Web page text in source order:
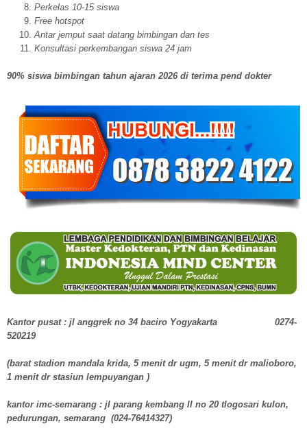
Perkelas 10-15 siswa
Free hotspot
Antar jemput saat datang bimbingan dan tes
Konsultasi perkembangan siswa 24 jam
90% siswa bimbingan tahun ajaran 2026 di terima pend dokter
Kantor pusat : jl anggrek no 34 baciro Yogyakarta 0274-
520219
(barat stadion mandala krida, 5 menit dr ugm, 5 menit dr malioboro,
1 menit dr stasiun lempuyangan )
kantor imc-semarang : jl parang kembang ll no 20 tlogosari kulon,
pedurungan, semarang (024-76414327)